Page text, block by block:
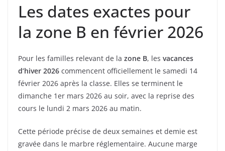
Les dates exactes pour
la zone B en février 2026
Pour les familles relevant de la zone B, les vacances
d’hiver 2026 commencent officiellement le samedi 14
février 2026 après la classe. Elles se terminent le
dimanche 1er mars 2026 au soir, avec la reprise des
cours le lundi 2 mars 2026 au matin.
Cette période précise de deux semaines et demie est
gravée dans le marbre réglementaire. Aucune marge